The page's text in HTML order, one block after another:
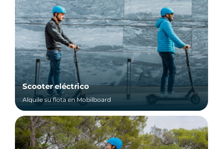
Scooter eléctrico
Alquile su flota en Mobilboard